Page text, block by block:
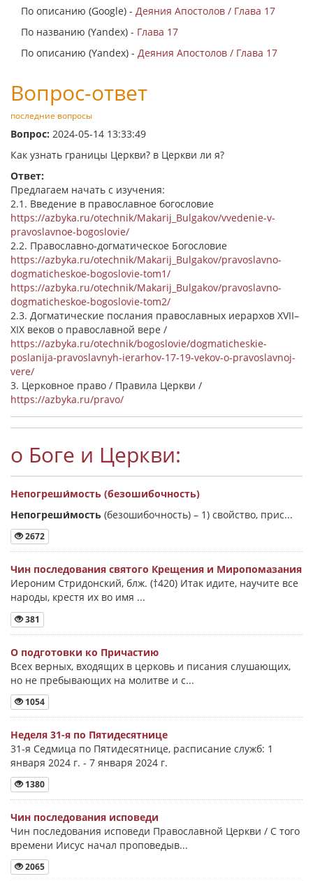
По описанию (Google) - Деяния Апостолов / Глава 17
По названию (Yandex) - Глава 17
По описанию (Yandex) - Деяния Апостолов / Глава 17
Вопрос-ответ
последние вопросы
Вопрос: 2024-05-14 13:33:49
Как узнать границы Церкви? в Церкви ли я?
Ответ:
Предлагаем начать с изучения:
2.1. Введение в православное богословие
https://azbyka.ru/otechnik/Makarij_Bulgakov/vvedenie-v-
pravoslavnoe-bogoslovie/
2.2. Православно-догматическое Богословие
https://azbyka.ru/otechnik/Makarij_Bulgakov/pravoslavno-
dogmaticheskoe-bogoslovie-tom1/
https://azbyka.ru/otechnik/Makarij_Bulgakov/pravoslavno-
dogmaticheskoe-bogoslovie-tom2/
2.3. Догматические послания православных иерархов XVII–
XIX веков о православной вере /
https://azbyka.ru/otechnik/bogoslovie/dogmaticheskie-
poslanija-pravoslavnyh-ierarhov-17-19-vekov-o-pravoslavnoj-
vere/
3. Церковное право / Правила Церкви /
https://azbyka.ru/pravo/
о Боге и Церкви:
Непогреши́мость (безошибочность)
Непогреши́мость (безошибочность) – 1) свойство, прис...
2672
Чин последования святого Крещения и Миропомазания
Иероним Стридонский, блж. (†420) Итак идите, научите все
народы, крестя их во имя ...
381
О подготовки ко Причастию
Всех верных, входящих в церковь и писания слушающих,
но не пребывающих на молитве и с...
1054
Неделя 31-я по Пятидесятнице
31-я Седмица по Пятидесятнице, расписание служб: 1
января 2024 г. - 7 января 2024 г.
1380
Чин последования исповеди
Чин последования исповеди Православной Церкви / С того
времени Иисус начал проповедыв...
2065